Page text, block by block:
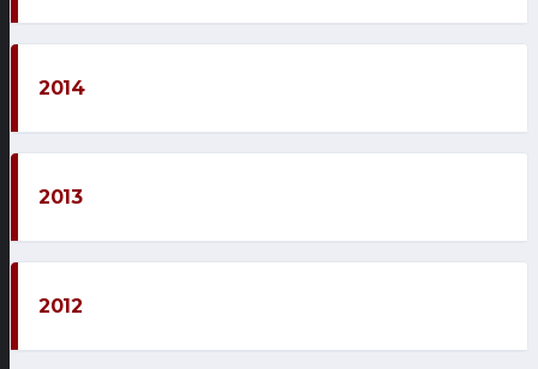
2014
2013
2012